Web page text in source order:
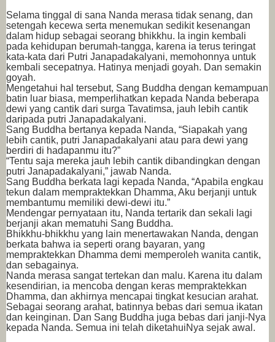
Selama tinggal di sana Nanda merasa tidak senang, dan
setengah kecewa serta menemukan sedikit kesenangan
dalam hidup sebagai seorang bhikkhu. Ia ingin kembali
pada kehidupan berumah-tangga, karena ia terus teringat
kata-kata dari Putri Janapadakalyani, memohonnya untuk
kembali secepatnya. Hatinya menjadi goyah. Dan semakin
goyah.
Mengetahui hal tersebut, Sang Buddha dengan kemampuan
batin luar biasa, memperlihatkan kepada Nanda beberapa
dewi yang cantik dari surga Tavatimsa, jauh lebih cantik
daripada putri Janapadakalyani.
Sang Buddha bertanya kepada Nanda, “Siapakah yang
lebih cantik, putri Janapadakalyani atau para dewi yang
berdiri di hadapanmu itu?”
“Tentu saja mereka jauh lebih cantik dibandingkan dengan
putri Janapadakalyani,” jawab Nanda.
Sang Buddha berkata lagi kepada Nanda, “Apabila engkau
tekun dalam mempraktekkan Dhamma, Aku berjanji untuk
membantumu memiliki dewi-dewi itu.”
Mendengar pernyataan itu, Nanda tertarik dan sekali lagi
berjanji akan mematuhi Sang Buddha.
Bhikkhu-bhikkhu yang lain menertawakan Nanda, dengan
berkata bahwa ia seperti orang bayaran, yang
mempraktekkan Dhamma demi memperoleh wanita cantik,
dan sebagainya.
Nanda merasa sangat tertekan dan malu. Karena itu dalam
kesendirian, ia mencoba dengan keras mempraktekkan
Dhamma, dan akhirnya mencapai tingkat kesucian arahat.
Sebagai seorang arahat, batinnya bebas dari semua ikatan
dan keinginan. Dan Sang Buddha juga bebas dari janji-Nya
kepada Nanda. Semua ini telah diketahuiNya sejak awal.